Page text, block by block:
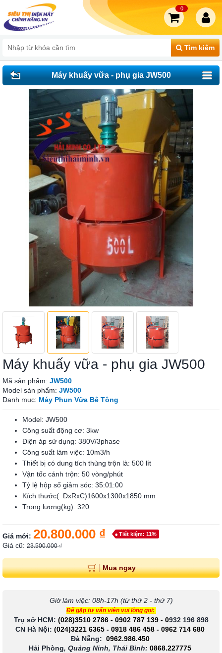
Tìm kiếm
0
Máy khuấy vữa - phụ gia JW500
Máy khuấy vữa - phụ gia JW500
Mã sản phẩm: JW500
Model sản phẩm: JW500
Danh mục: Máy Phun Vữa Bê Tông
Model: JW500
Công suất động cơ: 3kw
Điện áp sử dụng: 380V/3phase
Công suất làm việc: 10m3/h
Thiết bị có dung tích thùng trộn là: 500 lít
Vận tốc cánh trộn: 50 vòng/phút
Tỷ lệ hộp số giảm sóc: 35:01:00
Kích thước( DxRxC)1600x1300x1850 mm
Trọng lượng(kg): 320
Giá mới: 20.800.000 ₫ Tiết kiệm: 11%
Giá cũ: 23.500.000 ₫
Mua ngay
Giờ làm việc: 08h-17h (từ thứ 2 - thứ 7)
Để gặp tư vấn viên vui lòng gọi:
Trụ sở HCM: (028)3510 2786 - 0902 787 139- 0932 196 898
CN Hà Nội: (024)3221 6365 - 0918 486 458 - 0962 714 680
Đà Nẵng: 0962.986.450
Hải Phòng, Quảng Ninh, Thái Bình: 0868.227775